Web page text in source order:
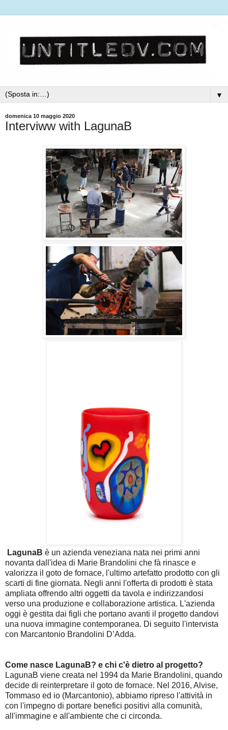
▼
domenica 10 maggio 2020
Interviww with LagunaB
LagunaB è un azienda veneziana nata nei primi anni
novanta dall'idea di Marie Brandolini che fà rinasce e
valorizza il goto de fornace, l'ultimo artefatto prodotto con gli
scarti di fine giornata. Negli anni l'offerta di prodotti è stata
ampliata offrendo altri oggetti da tavola e indirizzandosi
verso una produzione e collaborazione artistica. L'azienda
oggi è gestita dai figli che portano avanti il progetto dandovi
una nuova immagine contemporanea. Di seguito l'intervista
con Marcantonio Brandolini D’Adda.
Come nasce LagunaB? e chi c'è dietro al progetto?
LagunaB viene creata nel 1994 da Marie Brandolini, quando
decide di reinterpretare il goto de fornace. Nel 2016, Alvise,
Tommaso ed io (Marcantonio), abbiamo ripreso l'attività in
con l'impegno di portare benefici positivi alla comunità,
all'immagine e all'ambiente che ci circonda.